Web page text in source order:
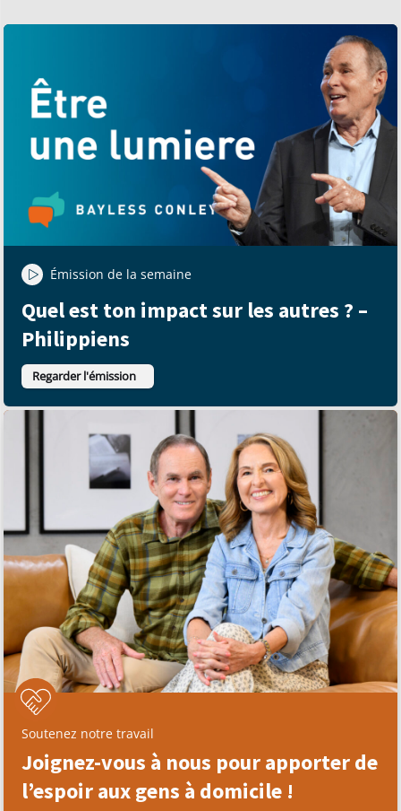
Émission de la semaine
Quel est ton impact sur les autres ? –
Philippiens
Regarder l'émission
Soutenez notre travail
Joignez-vous à nous pour apporter de
l’espoir aux gens à domicile !